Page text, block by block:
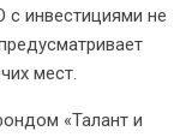
с инвестициями не
мест.
«Талант и